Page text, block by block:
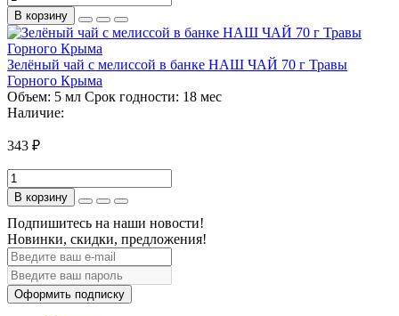
В корзину
Зелёный чай с мелиссой в банке НАШ ЧАЙ 70 г Травы
Горного Крыма
Объем: 5 мл Срок годности: 18 мес
Наличие:
343 ₽
В корзину
Подпишитесь на наши новости!
Новинки, скидки, предложения!
Оформить подписку